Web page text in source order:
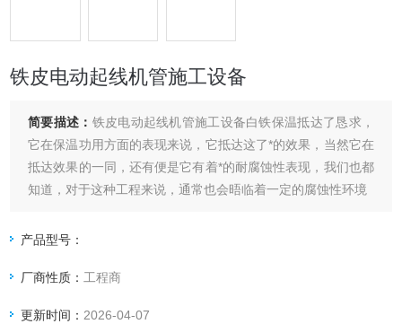
铁皮电动起线机管施工设备
简要描述： 铁皮电动起线机管施工设备白铁保温抵达了恳求，
它在保温功用方面的表现来说，它抵达这了*的效果，当然它在
抵达效果的一同，还有便是它有着*的耐腐蚀性表现，我们也都
知道，对于这种工程来说，通常也会晤临着一定的腐蚀性环境
产品型号：
厂商性质： 工程商
更新时间： 2026-04-07